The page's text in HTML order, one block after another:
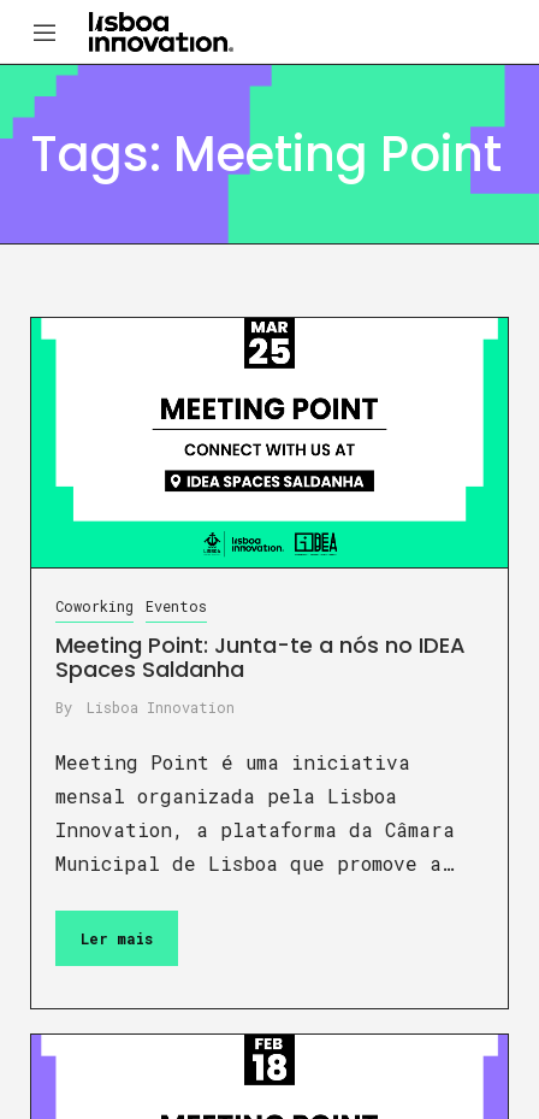
Tags: Meeting Point
Coworking Eventos
Meeting Point: Junta-te a nós no IDEA
Spaces Saldanha
By Lisboa Innovation
Meeting Point é uma iniciativa
mensal organizada pela Lisboa
Innovation, a plataforma da Câmara
Municipal de Lisboa que promove a…
Ler mais